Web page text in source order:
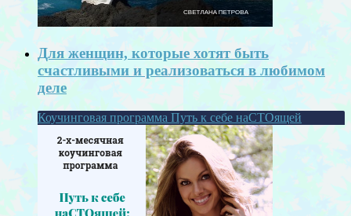
Для женщин, которые хотят быть
счастливыми и реализоваться в любимом
деле
Коучинговая программа Путь к себе наСТОящей